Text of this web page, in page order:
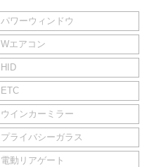
パワーウィンドウ
Wエアコン
HID
ETC
ウインカーミラー
プライバシーガラス
電動リアゲート